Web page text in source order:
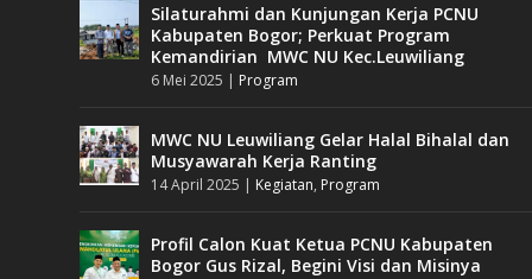
Silaturahmi dan Kunjungan Kerja PCNU
Kabupaten Bogor; Perkuat Program
Kemandirian MWC NU Kec.Leuwiliang
6 Mei 2025 | Program
MWC NU Leuwiliang Gelar Halal Bihalal dan
Musyawarah Kerja Ranting
14 April 2025 | Kegiatan, Program
Profil Calon Kuat Ketua PCNU Kabupaten
Bogor Gus Rizal, Begini Visi dan Misinya